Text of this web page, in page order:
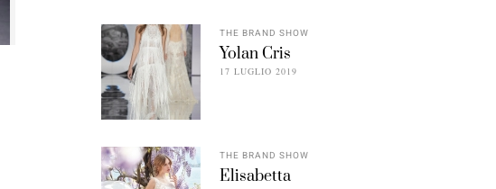
THE BRAND SHOW
Yolan Cris
17 LUGLIO 2019
THE BRAND SHOW
Elisabetta